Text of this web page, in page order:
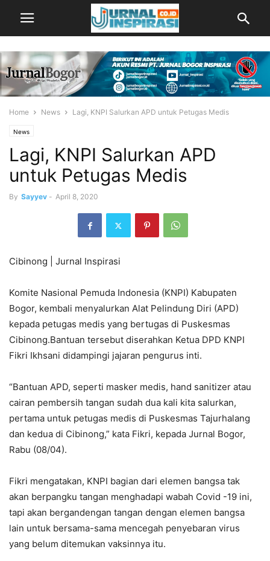
Home News Lagi, KNPI Salurkan APD untuk Petugas Medis
News
Lagi, KNPI Salurkan APD
untuk Petugas Medis
By Sayyev - April 8, 2020
Cibinong | Jurnal Inspirasi
Komite Nasional Pemuda Indonesia (KNPI) Kabupaten
Bogor, kembali menyalurkan Alat Pelindung Diri (APD)
kepada petugas medis yang bertugas di Puskesmas
Cibinong.Bantuan tersebut diserahkan Ketua DPD KNPI
Fikri Ikhsani didampingi jajaran pengurus inti.
“Bantuan APD, seperti masker medis, hand sanitizer atau
cairan pembersih tangan sudah dua kali kita salurkan,
pertama untuk petugas medis di Puskesmas Tajurhalang
dan kedua di Cibinong,” kata Fikri, kepada Jurnal Bogor,
Rabu (08/04).
Fikri mengatakan, KNPI bagian dari elemen bangsa tak
akan berpangku tangan menghadapi wabah Covid -19 ini,
tapi akan bergandengan tangan dengan elemen bangsa
lain untuk bersama-sama mencegah penyebaran virus
yang belum ditemukan vaksinnya itu.